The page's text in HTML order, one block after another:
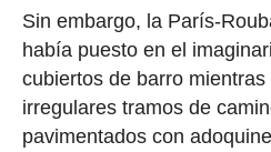
Sin embargo, la París-
había puesto en el
cubiertos de barro
irregulares tramos de
pavimentados con